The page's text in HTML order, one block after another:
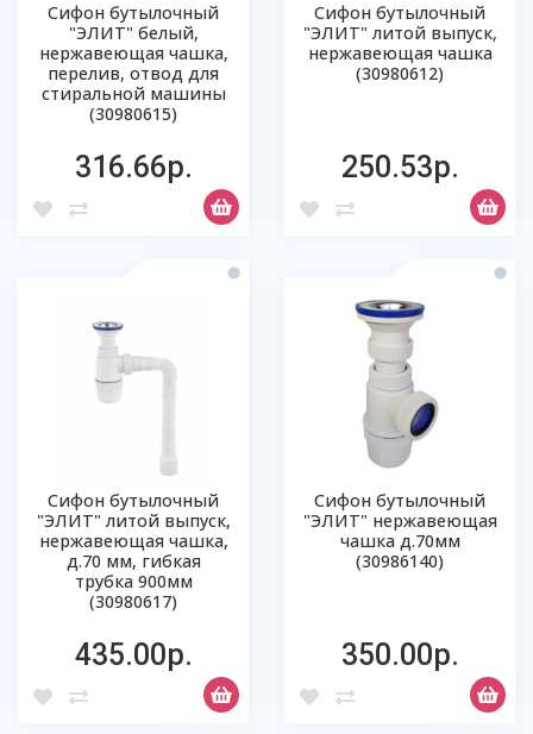
Сифон бутылочный
"ЭЛИТ" белый,
нержавеющая чашка,
перелив, отвод для
стиральной машины
(30980615)
316.66р.
Сифон бутылочный
"ЭЛИТ" литой выпуск,
нержавеющая чашка
(30980612)
250.53р.
Сифон бутылочный
"ЭЛИТ" литой выпуск,
нержавеющая чашка,
д.70 мм, гибкая
трубка 900мм
(30980617)
435.00р.
Сифон бутылочный
"ЭЛИТ" нержавеющая
чашка д.70мм
(30986140)
350.00р.